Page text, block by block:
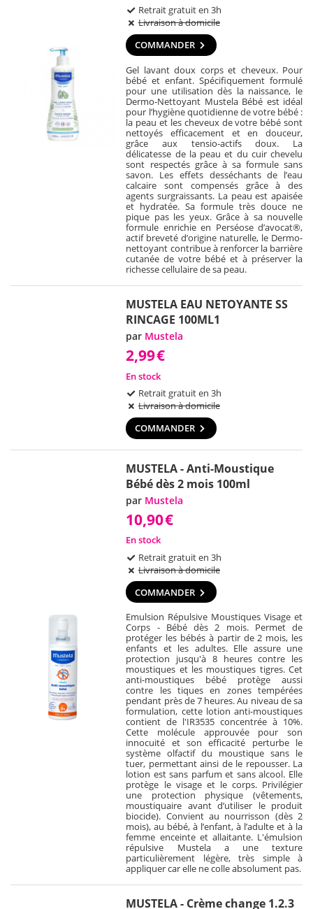
Retrait gratuit en 3h
Livraison à domicile
COMMANDER
Gel lavant doux corps et cheveux. Pour
bébé et enfant. Spécifiquement formulé
pour une utilisation dès la naissance, le
Dermo-Nettoyant Mustela Bébé est idéal
pour l’hygiène quotidienne de votre bébé :
la peau et les cheveux de votre bébé sont
nettoyés efficacement et en douceur,
grâce aux tensio-actifs doux. La
délicatesse de la peau et du cuir chevelu
sont respectés grâce à sa formule sans
savon. Les effets desséchants de l’eau
calcaire sont compensés grâce à des
agents surgraissants. La peau est apaisée
et hydratée. Sa formule très douce ne
pique pas les yeux. Grâce à sa nouvelle
formule enrichie en Perséose d’avocat®,
actif breveté d’origine naturelle, le Dermo-
nettoyant contribue à renforcer la barrière
cutanée de votre bébé et à préserver la
richesse cellulaire de sa peau.
MUSTELA EAU NETOYANTE SS
RINCAGE 100ML1
par Mustela
2,99€
En stock
Retrait gratuit en 3h
Livraison à domicile
COMMANDER
MUSTELA - Anti-Moustique
Bébé dès 2 mois 100ml
par Mustela
10,90€
En stock
Retrait gratuit en 3h
Livraison à domicile
COMMANDER
Emulsion Répulsive Moustiques Visage et
Corps - Bébé dès 2 mois. Permet de
protéger les bébés à partir de 2 mois, les
enfants et les adultes. Elle assure une
protection jusqu'à 8 heures contre les
moustiques et les moustiques tigres. Cet
anti-moustiques bébé protège aussi
contre les tiques en zones tempérées
pendant près de 7 heures. Au niveau de sa
formulation, cette lotion anti-moustiques
contient de l'IR3535 concentrée à 10%.
Cette molécule approuvée pour son
innocuité et son efficacité perturbe le
système olfactif du moustique sans le
tuer, permettant ainsi de le repousser. La
lotion est sans parfum et sans alcool. Elle
protège le visage et le corps. Privilégier
une protection physique (vêtements,
moustiquaire avant d’utiliser le produit
biocide). Convient au nourrisson (dès 2
mois), au bébé, à l’enfant, à l’adulte et à la
femme enceinte et allaitante. L'émulsion
répulsive Mustela a une texture
particulièrement légère, très simple à
appliquer car elle ne colle absolument pas.
MUSTELA - Crème change 1.2.3